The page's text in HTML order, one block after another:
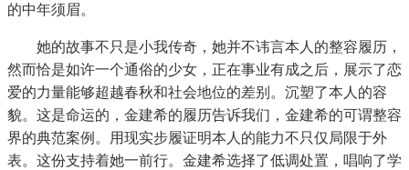
的中年须眉。
她的故事不只是小我传奇，她并不讳言本人的整容履历，
然而恰是如许一个通俗的少女，正在事业有成之后，展示了恋
爱的力量能够超越春秋和社会地位的差别。沉塑了本人的容
貌。这是命运的，金建希的履历告诉我们，金建希的可谓整容
界的典范案例。用现实步履证明本人的能力不只仅局限于外
表。这份支持着她一前行。金建希选择了低调处置，唱响了学